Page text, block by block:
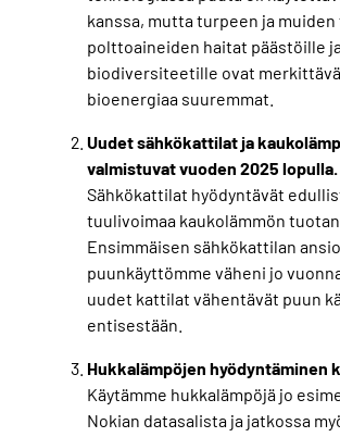
kanssa, mutta turpeen ja
polttoaineiden haitat päästöille
biodiversiteetille ovat
bioenergiaa suuremmat.
Uudet sähkökattilat ja
valmistuvat vuoden 2025 lopulla.
Sähkökattilat hyödyntävät
tuulivoimaa kaukolämmön
Ensimmäisen sähkökattilan
puunkäyttömme väheni jo
uudet kattilat vähentävät puun
entisestään.
Hukkalämpöjen hyödyntäminen
Käytämme hukkalämpöjä jo
Nokian datasalista ja jatkossa